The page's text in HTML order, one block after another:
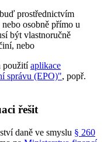
prostřednictvím
osobně přímo u
být vlastnoručně
nebo
použitíaplikace
správu (EPO)", popř.
řešit
daně ve smyslu § 260